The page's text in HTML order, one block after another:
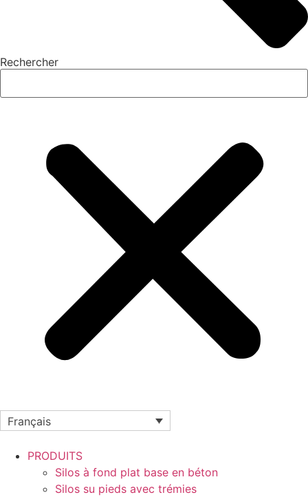
Rechercher
Français
PRODUITS
Silos à fond plat base en béton
Silos su pieds avec trémies